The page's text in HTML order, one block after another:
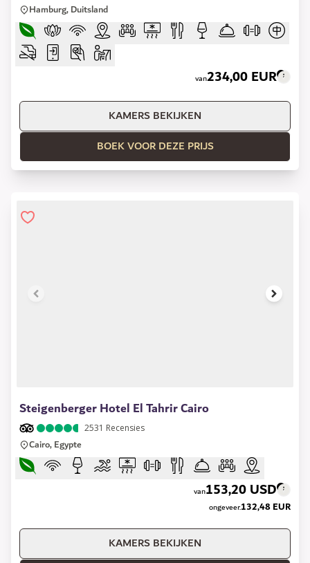
Hamburg, Duitsland
van234,00 EUR
KAMERS BEKIJKEN
BOEK VOOR DEZE PRIJS
Steigenberger Hotel El Tahrir Cairo
2531 Recensies
Cairo, Egypte
van153,20 USD
ongeveer.132,48 EUR
KAMERS BEKIJKEN